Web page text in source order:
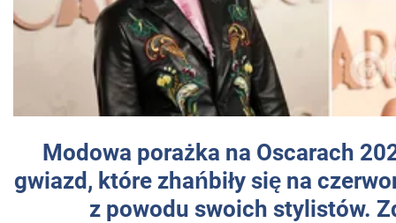
Modowa porażka na Oscarach
gwiazd, które zhańbiły się na
z powodu swoich stylistów.